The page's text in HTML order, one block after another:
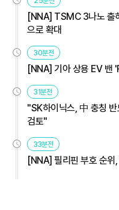
[NNA] TSMC 3나노 출
으로 확대
30분전
[NNA] 기아 상용 EV 밴
31분전
"SK하이닉스, 中 충칭
검토"
33분전
[NNA] 필리핀 부호 순위